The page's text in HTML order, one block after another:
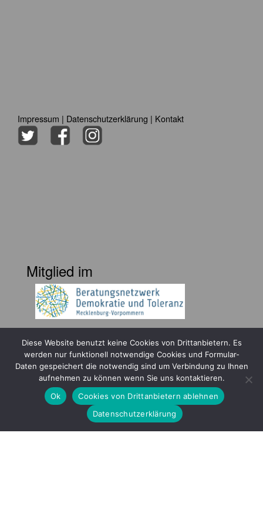
Impressum | Datenschutzerklärung | Kontakt
Mitglied im
Gefördert durch
Diese Website benutzt keine Cookies von Drittanbietern. Es
werden nur funktionell notwendige Cookies und Formular-
Daten gespeichert die notwendig sind um Verbindung zu Ihnen
aufnehmen zu können wenn Sie uns kontaktieren.
Ok
Cookies von Drittanbietern ablehnen
Datenschutzerklärung